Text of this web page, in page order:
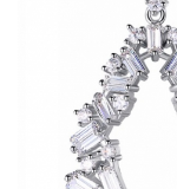
Bijuterii Mirese
Reduceri
Cele mai noi
Cele mai vandute